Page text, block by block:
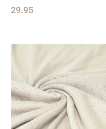
29.95